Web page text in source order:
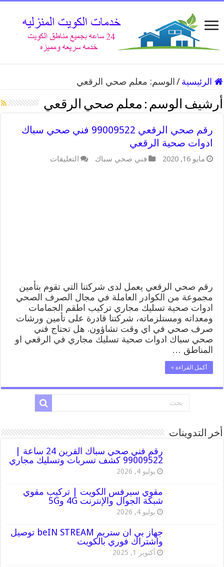
الرئيسية / الوسم: معلم صحي الرقعي
أرشيف الوسم : معلم صحي الرقعي
رقم صحي الرقعي 99009522 فني صحي سباك
ادوات صحية الرقعي
مايو 16, 2020 فني صحي سباك التعليقات
رقم صحي الرقعي يعمل لدى شركتنا التي تقوم بتأمين
مجموعة من الكوادر العاملة في مجال الصرف الصحي
ادوات صحية تسليك مجاري تركيب اطقم الجمامات
ومعداته ومستلزماته، شركتنا قادرة على تأمين ورشات
صرف صحي في اي وقت تشاؤون. هل تحتاج فني
صحي سباك ادوات صحية تسليك مجاري في الرقعي او
المناطق …
أكمل القراءة »
أخر التدوينات
رقم فني صحي سباك القرين 24 ساعة |
99009522 كشف تسربات وتسليك مجاري
يوليو 4, 2026
مقوي سيرفس الكويت | تركيب مقوي
شبكة الجوال والإنترنت 4G و5G
يوليو 4, 2026
جهاز بي ان ستريم beIN STREAM توصيل
واشتراك فوري بالكويت
أكتوبر 1, 2025